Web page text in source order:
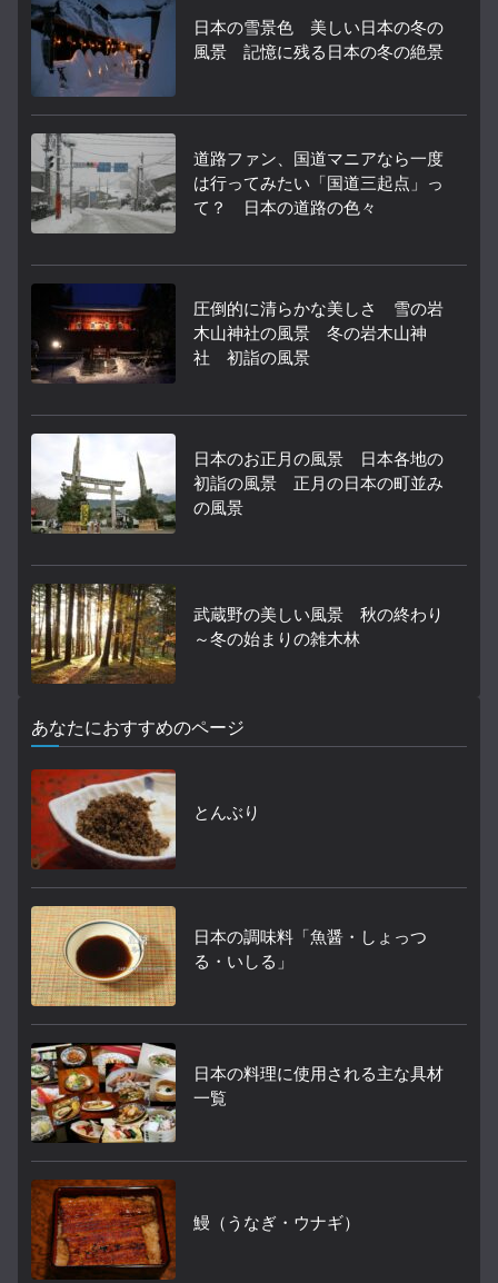
日本の雪景色 美しい日本の冬の
風景 記憶に残る日本の冬の絶景
道路ファン、国道マニアなら一度
は行ってみたい「国道三起点」っ
て？ 日本の道路の色々
圧倒的に清らかな美しさ 雪の岩
木山神社の風景 冬の岩木山神
社 初詣の風景
日本のお正月の風景 日本各地の
初詣の風景 正月の日本の町並み
の風景
武蔵野の美しい風景 秋の終わり
～冬の始まりの雑木林
あなたにおすすめのページ
とんぶり
日本の調味料「魚醤・しょっつ
る・いしる」
日本の料理に使用される主な具材
一覧
鰻（うなぎ・ウナギ）